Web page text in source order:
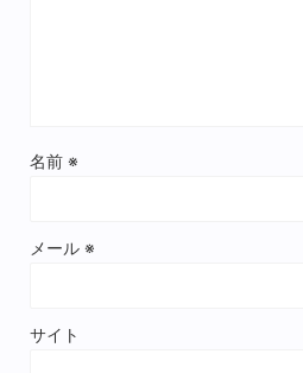
名前 ※
メール ※
サイト